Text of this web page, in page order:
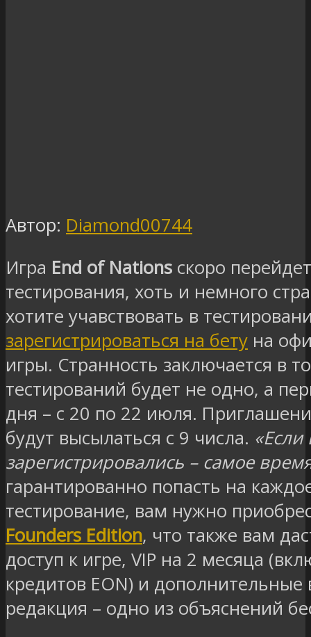
Автор: Diamond00744
Игра End of Nations скоро
тестирования, хоть и немного
хотите учавствовать в
зарегистрироваться на бету на
игры. Странность заключается в
тестирований будет не одно, а
дня – с 20 по 22 июля.
будут высылаться с 9 числа.
зарегистрировались – самое
гарантированно попасть на
тестирование, вам нужно
Founders Edition, что также вам
доступ к игре, VIP на 2 месяца
кредитов EON) и
редакция – одно из объяснений